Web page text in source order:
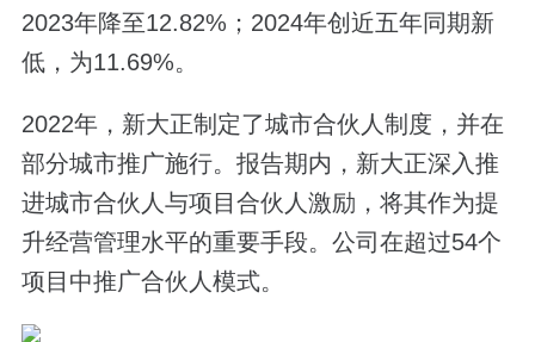
2023年降至12.82%；2024年创近五年同期新
低，为11.69%。
2022年，新大正制定了城市合伙人制度，并在
部分城市推广施行。报告期内，新大正深入推
进城市合伙人与项目合伙人激励，将其作为提
升经营管理水平的重要手段。公司在超过54个
项目中推广合伙人模式。